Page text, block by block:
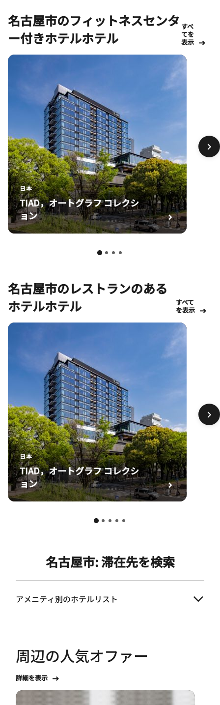
名古屋市のフィットネスセンタ
ー付きホテルホテル
すべ
てを
表示
日本
TIAD，オートグラフ コレクシ
ョン
名古屋市のレストランのある
ホテルホテル
すべて
を表示
日本
TIAD，オートグラフ コレクシ
ョン
名古屋市: 滞在先を検索
アメニティ別のホテルリスト
周辺の人気オファー
詳細を表示